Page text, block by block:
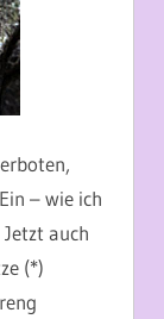
– wie ich
Jetzt auch
(*)